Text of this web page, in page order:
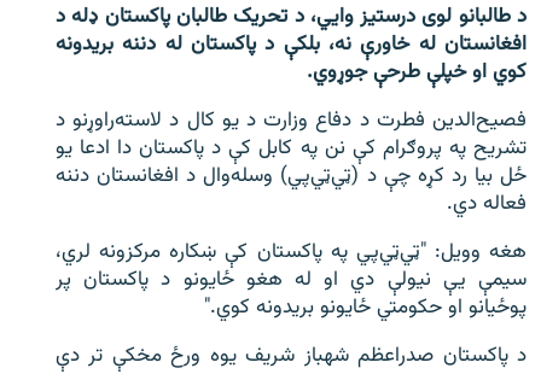
راسره ملګري شئ
د ازادې اروپا/ ازادي راډيو ټولې پاڼې
د طالبانو لوی درستیز وایي، د تحریک طالبان پاکستان ډله د
افغانستان له خاورې نه، بلکې د پاکستان له دننه بریدونه
کوي او خپلې طرحې جوړوي.
فصیح‌الدین فطرت د دفاع وزارت د یو کال د لاسته‌راوړنو د
تشریح په پروګرام کې نن په کابل کې د پاکستان دا ادعا یو
ځل بیا رد کړه چې د (ټي‌ټي‌پي) وسله‌وال د افغانستان دننه
فعاله دي.
هغه وويل: "ټي‌ټي‌پي په پاکستان کې ښکاره مرکزونه لري،
سیمې یې نیولې دي او له هغو ځایونو د پاکستان پر
پوځیانو او حکومتي ځایونو بریدونه کوي."
د پاکستان صدراعظم شهباز شریف یوه ورځ مخکې تر دې